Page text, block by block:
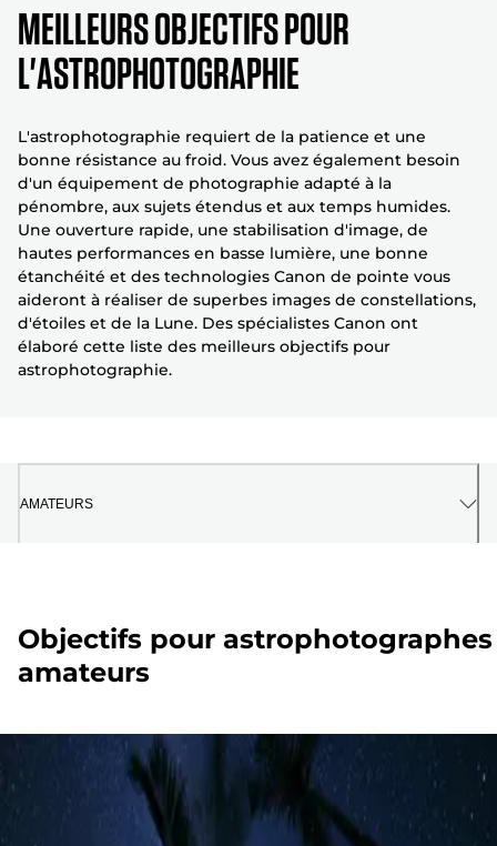
MEILLEURS OBJECTIFS POUR
L'ASTROPHOTOGRAPHIE
L'astrophotographie requiert de la patience et une
bonne résistance au froid. Vous avez également besoin
d'un équipement de photographie adapté à la
pénombre, aux sujets étendus et aux temps humides.
Une ouverture rapide, une stabilisation d'image, de
hautes performances en basse lumière, une bonne
étanchéité et des technologies Canon de pointe vous
aideront à réaliser de superbes images de constellations,
d'étoiles et de la Lune. Des spécialistes Canon ont
élaboré cette liste des meilleurs objectifs pour
astrophotographie.
AMATEURS
Objectifs pour astrophotographes
amateurs